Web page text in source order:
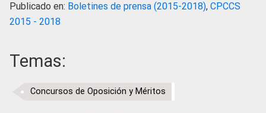
Publicado en: Boletines de prensa (2015-2018), CPCCS
2015 - 2018
Temas:
Concursos de Oposición y Méritos